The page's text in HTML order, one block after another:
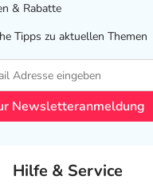
& Rabatte
Tipps zu aktuellen Themen
Newsletteranmeldung
Hilfe & Service